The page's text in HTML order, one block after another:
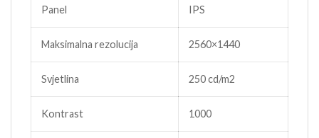
Panel IPS
Maksimalna rezolucija 2560×1440
Svjetlina 250 cd/m2
Kontrast 1000